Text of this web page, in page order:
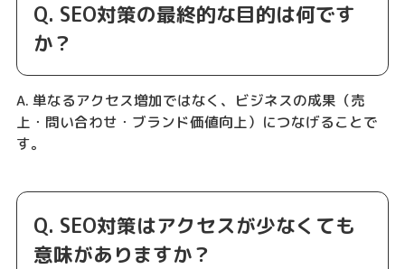
Q. SEO対策の最終的な目的は何です
か？
A. 単なるアクセス増加ではなく、ビジネスの成果（売
上・問い合わせ・ブランド価値向上）につなげることで
す。
Q. SEO対策はアクセスが少なくても
意味がありますか？